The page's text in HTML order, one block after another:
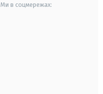
Ми в соцмережах: